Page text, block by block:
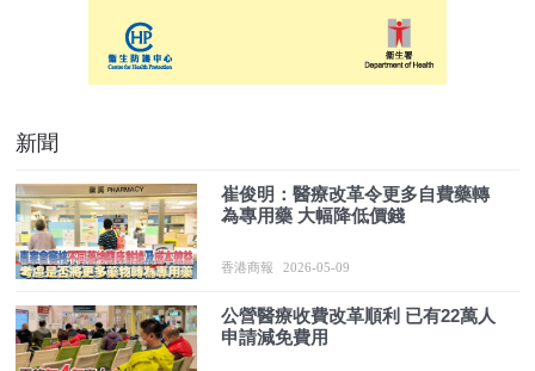
新聞
崔俊明：醫療改革令更多自費藥轉
為專用藥 大幅降低價錢
香港商報 2026-05-09
公營醫療收費改革順利 已有22萬人
申請減免費用